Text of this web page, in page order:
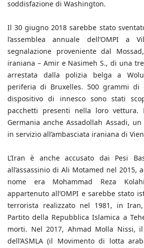
soddisfazione di Washington.
Il 30 giugno 2018 sarebbe stato
l’assemblea annuale dell’OMPI a
segnalazione proveniente dal
iraniana – Amir e Nasimeh S., di una
arrestata dalla polizia belga a
periferia di Bruxelles. 500 grammi di
dispositivo di innesco sono stati
pacchetti presenti nella loro vettura.
Germania anche Assadollah Assadi,
in servizio all’ambasciata iraniana di
L’Iran è anche accusato dai Pesi
all’assassinio di Ali Motamed nel 2015,
nome era Mohammad Reza
appartenuto all’OMPI e sarebbe stato
terrorista realizzato nel 1981, in
Partito della Repubblica Islamica a
morti. Nel 2017, Ahmad Molla Nissi,
dell’ASMLA (il Movimento di lotta